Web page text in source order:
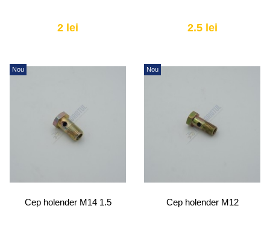
2 lei 2.5 lei
Nou
Cep holender M14 1.5
Nou
Cep holender M12